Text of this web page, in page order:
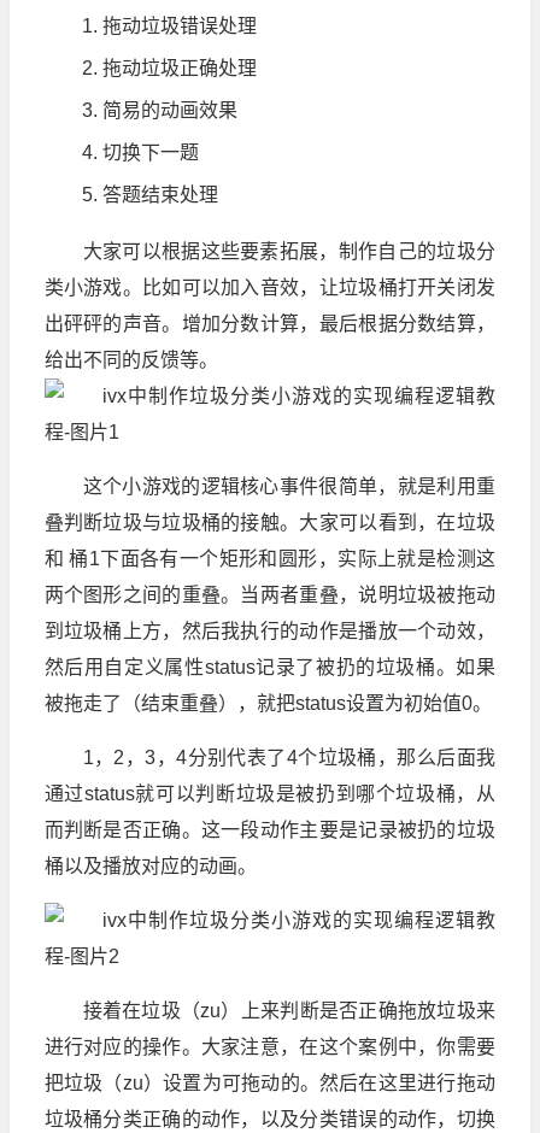
拖动垃圾错误处理
拖动垃圾正确处理
简易的动画效果
切换下一题
答题结束处理
大家可以根据这些要素拓展，制作自己的垃圾分
类小游戏。比如可以加入音效，让垃圾桶打开关闭发
出砰砰的声音。增加分数计算，最后根据分数结算，
给出不同的反馈等。
这个小游戏的逻辑核心事件很简单，就是利用重
叠判断垃圾与垃圾桶的接触。大家可以看到，在垃圾
和 桶1下面各有一个矩形和圆形，实际上就是检测这
两个图形之间的重叠。当两者重叠，说明垃圾被拖动
到垃圾桶上方，然后我执行的动作是播放一个动效，
然后用自定义属性status记录了被扔的垃圾桶。如果
被拖走了（结束重叠），就把status设置为初始值0。
1，2，3，4分别代表了4个垃圾桶，那么后面我
通过status就可以判断垃圾是被扔到哪个垃圾桶，从
而判断是否正确。这一段动作主要是记录被扔的垃圾
桶以及播放对应的动画。
接着在垃圾（zu）上来判断是否正确拖放垃圾来
进行对应的操作。大家注意，在这个案例中，你需要
把垃圾（zu）设置为可拖动的。然后在这里进行拖动
垃圾桶分类正确的动作，以及分类错误的动作，切换